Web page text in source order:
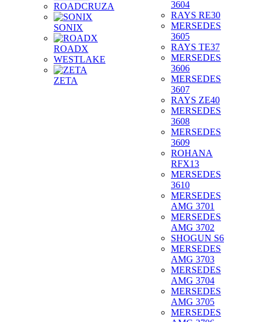
ROADCRUZA
SONIX
ROADX
WESTLAKE
ZETA
3604
RAYS RE30
MERSEDES
3605
RAYS TE37
MERSEDES
3606
MERSEDES
3607
RAYS ZE40
MERSEDES
3608
MERSEDES
3609
ROHANA
RFX13
MERSEDES
3610
MERSEDES
AMG 3701
MERSEDES
AMG 3702
SHOGUN S6
MERSEDES
AMG 3703
MERSEDES
AMG 3704
MERSEDES
AMG 3705
MERSEDES